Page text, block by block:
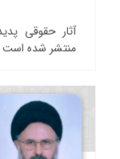
آثار حقوقی
منتشر شده است